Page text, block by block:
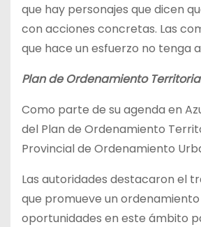
que hay personajes que dicen
con acciones concretas. Las
que hace un esfuerzo no tenga
Plan de Ordenamiento
Como parte de su agenda en
del Plan de Ordenamiento
Provincial de Ordenamiento
Las autoridades destacaron el
que promueve un
oportunidades en este ámbito